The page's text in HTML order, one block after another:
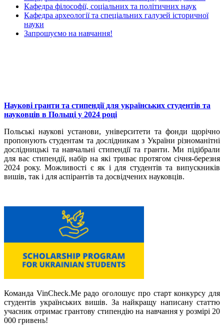
Кафедра філософії, соціальних та політичних наук
Кафедра археології та спеціальних галузей історичної
науки
Запрошуємо на навчання!
Наукові гранти та стипендії для українських студентів та
науковців в Польщі у 2024 році
Польські наукові установи, університети та фонди щорічно
пропонують студентам та дослідникам з України різноманітні
дослідницькі та навчальні стипендії та гранти. Ми підібрали
для вас стипендії, набір на які триває протягом січня-березня
2024 року. Можливості є як і для студентів та випускників
вишів, так і для аспірантів та досвідчених науковців.
Команда VinCheck.Me радо оголошує про старт конкурсу для
студентів українських вишів. За найкращу написану статтю
учасник отримає грантову стипендію на навчання у розмірі 20
000 гривень!